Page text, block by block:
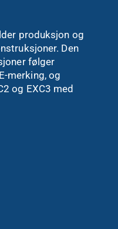
produksjon og
Den
følger
merking, og
og EXC3 med